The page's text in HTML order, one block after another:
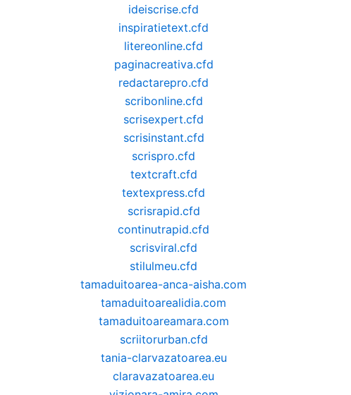
ideiscrise.cfd
inspiratietext.cfd
litereonline.cfd
paginacreativa.cfd
redactarepro.cfd
scribonline.cfd
scrisexpert.cfd
scrisinstant.cfd
scrispro.cfd
textcraft.cfd
textexpress.cfd
scrisrapid.cfd
continutrapid.cfd
scrisviral.cfd
stilulmeu.cfd
tamaduitoarea-anca-aisha.com
tamaduitoarealidia.com
tamaduitoareamara.com
scriitorurban.cfd
tania-clarvazatoarea.eu
claravazatoarea.eu